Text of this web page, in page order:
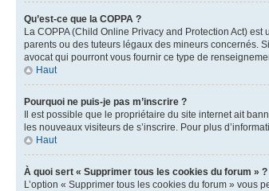
Qu’est-ce que la COPPA ?
La COPPA (Child Online Privacy and Protection Act)
parents ou des tuteurs légaux des mineurs concernés.
avocat qui pourront vous fournir ce type de
Haut
Pourquoi ne puis-je pas m’inscrire ?
Il est possible que le propriétaire du site internet ait
les nouveaux visiteurs de s’inscrire. Pour plus
Haut
À quoi sert « Supprimer tous les cookies du forum » ?
L’option « Supprimer tous les cookies du forum » vous